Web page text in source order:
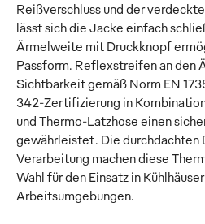
Reißverschluss und der
lässt sich die Jacke einfach
Ärmelweite mit Druckknopf
Passform. Reflexstreifen an den
Sichtbarkeit gemäß Norm EN
342-Zertifizierung in
und Thermo-Latzhose einen
gewährleistet. Die durchdachten
Verarbeitung machen diese
Wahl für den Einsatz in
Arbeitsumgebungen.